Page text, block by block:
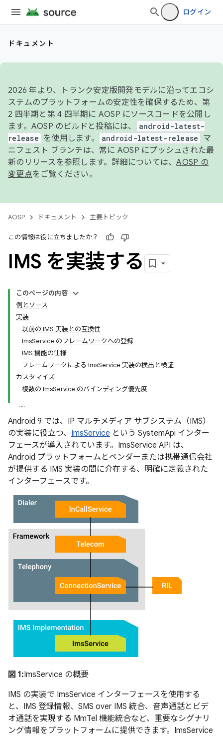
ログイン
ドキュメント
2026 年より、トランク安定版開発モデルに沿ってエコシ
ステムのプラットフォームの安定性を確保するため、第
2 四半期と第 4 四半期に AOSP にソースコードを公開し
ます。AOSP のビルドと投稿には、
android-latest-
release
を使用します。 android-latest-release
マ
ニフェスト ブランチは、常に AOSP にプッシュされた最
新のリリースを参照します。詳細については、AOSP の
変更点をご覧ください。
AOSP ドキュメント 主要トピック
この情報は役に立ちましたか？
IMS を実装する
このページの内容
例とソース
実装
以前の IMS 実装との互換性
ImsService のフレームワークへの登録
IMS 機能の仕様
フレームワークによる ImsService 実装の検出と検証
カスタマイズ
複数の ImsService のバインディング優先度
Android 9 では、IP マルチメディア サブシステム（IMS）
の実装に役立つ、 ImsService という SystemApi インター
フェースが導入されています。ImsService API は、
Android プラットフォームとベンダーまたは携帯通信会社
が提供する IMS 実装の間に介在する、明確に定義された
インターフェースです。
図 1:ImsService の概要
IMS の実装で ImsService インターフェースを使用する
と、IMS 登録情報、SMS over IMS 統合、音声通話とビデ
オ通話を実現する MmTel 機能統合など、重要なシグナリ
ング情報をプラットフォームに提供できます。ImsService